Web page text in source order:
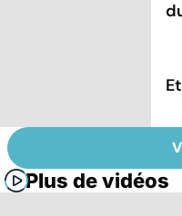
Plus de vidéos